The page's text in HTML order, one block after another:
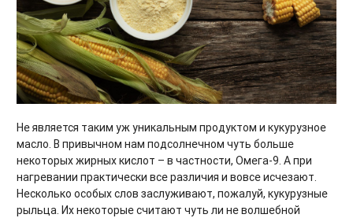
Не является таким уж уникальным продуктом и кукурузное
масло. В привычном нам подсолнечном чуть больше
некоторых жирных кислот – в частности, Омега-9. А при
нагревании практически все различия и вовсе исчезают.
Несколько особых слов заслуживают, пожалуй, кукурузные
рыльца. Их некоторые считают чуть ли не волшебной